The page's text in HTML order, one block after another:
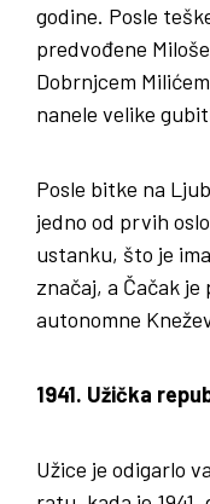
godine. Posle
predvođene
Dobrnjcem
nanele velike
Posle bitke na
jedno od prvih
ustanku, što je
značaj, a Čačak
autonomne
1941. Užička
Užice je odigarlo